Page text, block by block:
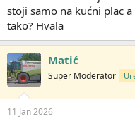
stoji samo na kućni plac
tako? Hvala
Matić
Super Moderator
11 Jan 2026